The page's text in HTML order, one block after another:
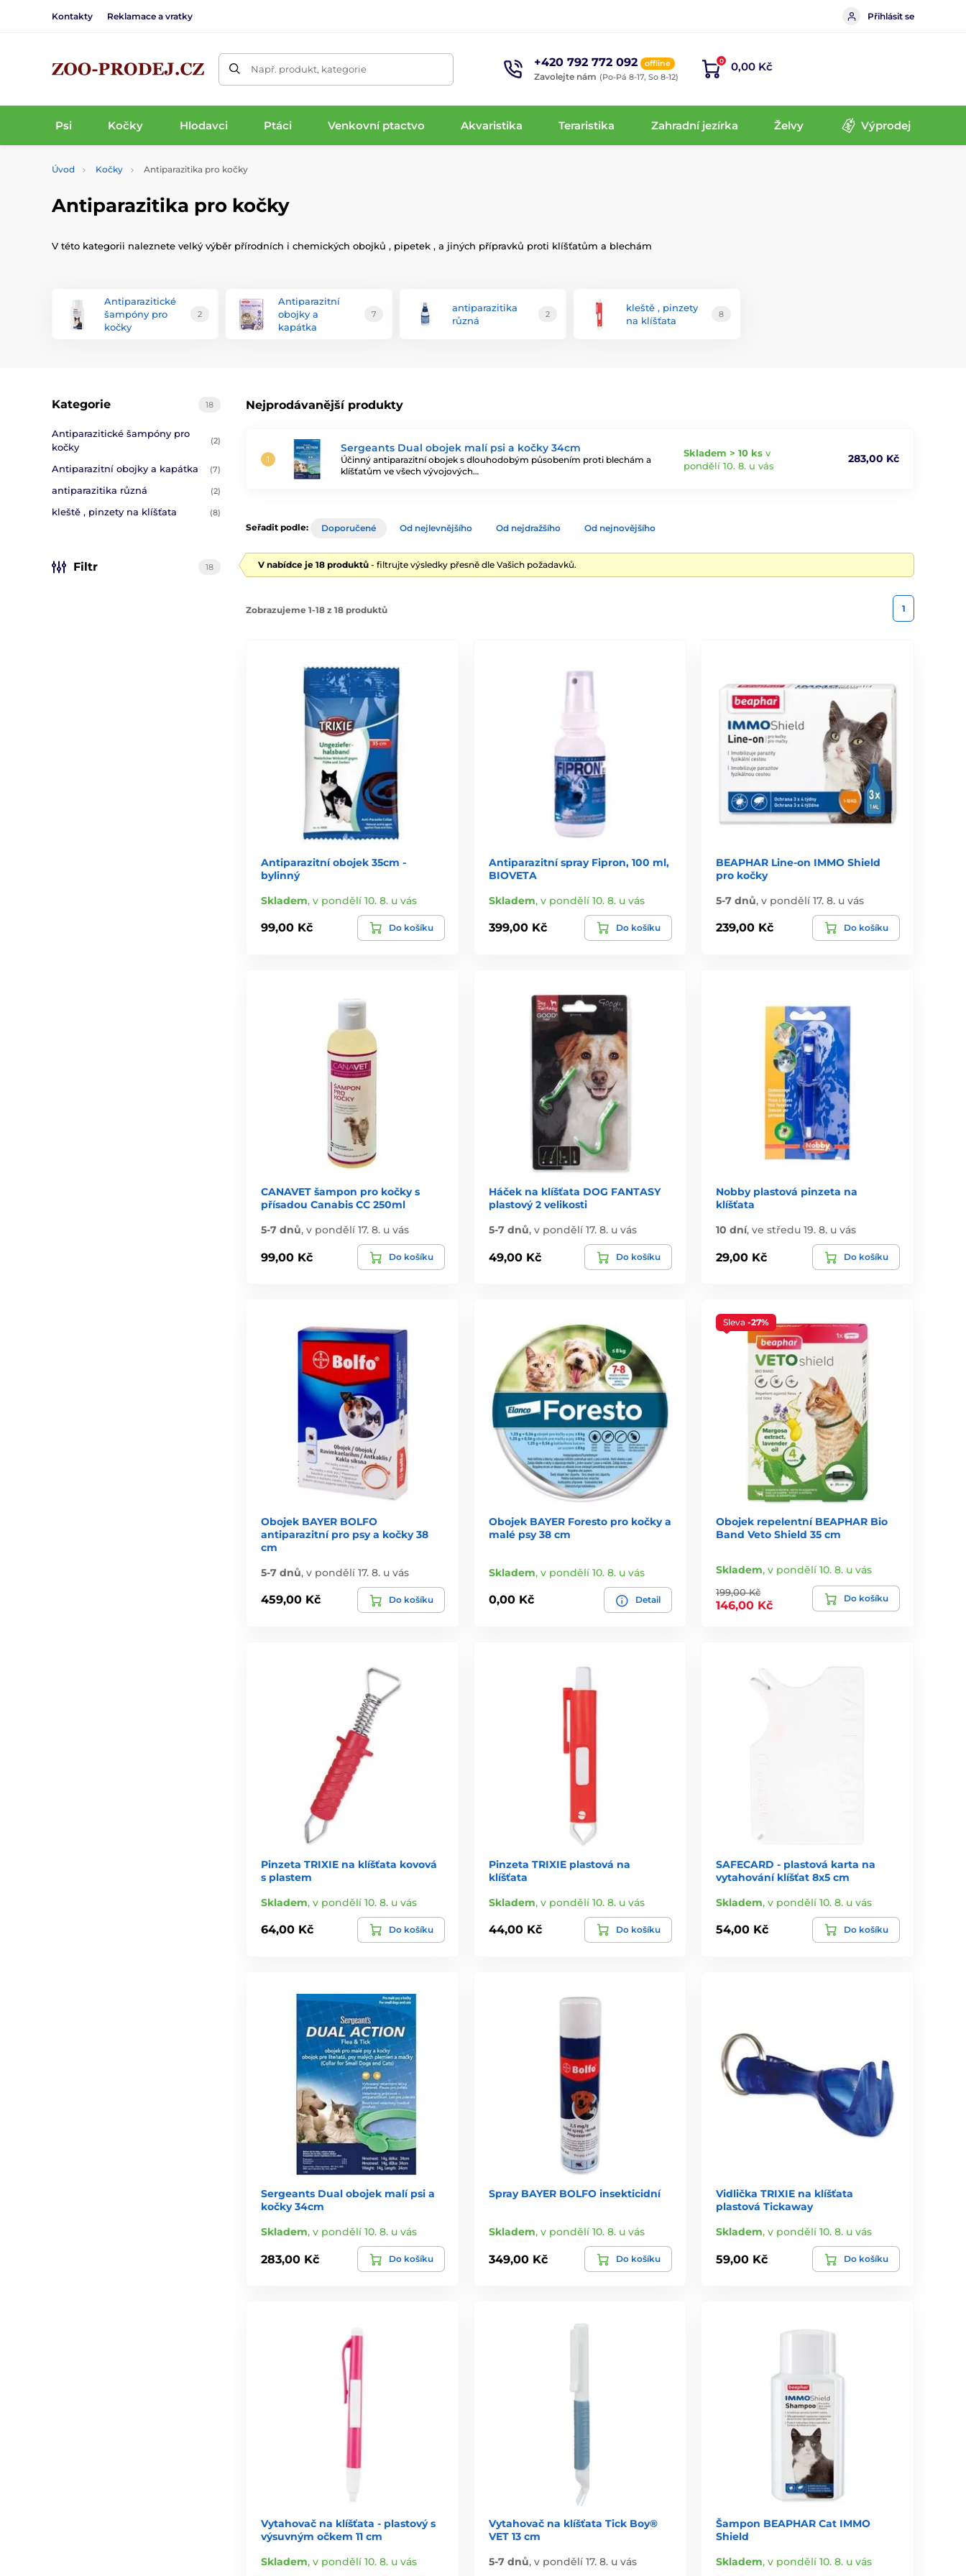
Kontakty Reklamace a vratky Přihlásit se
Např. produkt, kategorie +420 792 772 092 offline
Zavolejte nám (Po-Pá 8-17, So 8-12)
0 0,00 Kč
Psi Kočky Hlodavci Ptáci Venkovní ptactvo Akvaristika Teraristika Zahradní jezírka Želvy Výprodej
Úvod Kočky Antiparazitika pro kočky
Antiparazitika pro kočky
V této kategorii naleznete velký výběr přírodních i chemických obojků , pipetek , a jiných přípravků proti klíšťatům a blechám
Antiparazitické
šampóny pro
kočky
2
Antiparazitní
obojky a
kapátka
7
antiparazitika
různá
2
kleště , pinzety
na klíšťata
8
Nejprodávanější produkty
Sergeants Dual obojek malí psi a kočky 34cm
Účinný antiparazitní obojek s dlouhodobým působením proti blechám a
klíšťatům ve všech vývojových…
Skladem > 10 ks v
pondělí 10. 8. u vás
283,00 Kč
18
Kategorie
Antiparazitické šampóny pro
kočky
(2)
Antiparazitní obojky a kapátka (7)
antiparazitika různá (2)
kleště , pinzety na klíšťata (8)
Filtr 18
Seřadit podle: Doporučené Od nejlevnějšího Od nejdražšího Od nejnovějšího
V nabídce je 18 produktů - filtrujte výsledky přesně dle Vašich požadavků.
Zobrazujeme 1-18 z 18 produktů 1
Antiparazitní obojek 35cm -
bylinný
Skladem, v pondělí 10. 8. u vás
99,00 Kč Do košíku
Antiparazitní spray Fipron, 100 ml,
BIOVETA
Skladem, v pondělí 10. 8. u vás
399,00 Kč Do košíku
BEAPHAR Line-on IMMO Shield
pro kočky
5-7 dnů,v pondělí 17. 8. u vás
239,00 Kč Do košíku
CANAVET šampon pro kočky s
přísadou Canabis CC 250ml
5-7 dnů, v pondělí 17. 8. u vás
99,00 Kč Do košíku
Háček na klíšťata DOG FANTASY
plastový 2 velikosti
5-7 dnů, v pondělí 17. 8. u vás
49,00 Kč Do košíku
Nobby plastová pinzeta na
klíšťata
10 dní,ve středu 19. 8. u vás
29,00 Kč Do košíku
Obojek BAYER BOLFO
antiparazitní pro psy a kočky 38
cm
5-7 dnů, v pondělí 17. 8. u vás
459,00 Kč Do košíku
Obojek BAYER Foresto pro kočky a
malé psy 38 cm
Skladem, v pondělí 10. 8. u vás
0,00 Kč Detail
Sleva-27%
Obojek repelentní BEAPHAR Bio
Band Veto Shield 35 cm
Skladem,v pondělí 10. 8. u vás
199,00 Kč
146,00 Kč
Do košíku
Pinzeta TRIXIE na klíšťata kovová
s plastem
Skladem, v pondělí 10. 8. u vás
64,00 Kč Do košíku
Pinzeta TRIXIE plastová na
klíšťata
Skladem, v pondělí 10. 8. u vás
44,00 Kč Do košíku
SAFECARD - plastová karta na
vytahování klíšťat 8x5 cm
Skladem,v pondělí 10. 8. u vás
54,00 Kč Do košíku
Sergeants Dual obojek malí psi a
kočky 34cm
Skladem, v pondělí 10. 8. u vás
283,00 Kč Do košíku
Spray BAYER BOLFO insekticidní
Skladem, v pondělí 10. 8. u vás
349,00 Kč Do košíku
Vidlička TRIXIE na klíšťata
plastová Tickaway
Skladem,v pondělí 10. 8. u vás
59,00 Kč Do košíku
Vytahovač na klíšťata - plastový s
výsuvným očkem 11 cm
Skladem, v pondělí 10. 8. u vás
Vytahovač na klíšťata Tick Boy®
VET 13 cm
5-7 dnů, v pondělí 17. 8. u vás
Šampon BEAPHAR Cat IMMO
Shield
Skladem,v pondělí 10. 8. u vás